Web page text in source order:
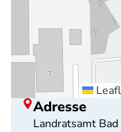
Adresse
Landratsamt